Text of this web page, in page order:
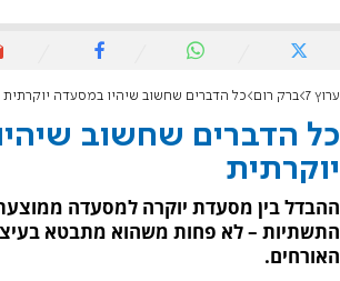
ערוץ 7 ברק רום כל הדברים שחשוב שיהיו במסעדה יוקרתית
כל הדברים שחשוב
יוקרתית
ההבדל בין מסעדת יוקרה למסעדה
התשתיות – לא פחות משהוא מתבטא
האורחים.